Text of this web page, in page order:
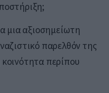
μια αξιοσημείωτη
παρελθόν της
κοινότητα περίπου